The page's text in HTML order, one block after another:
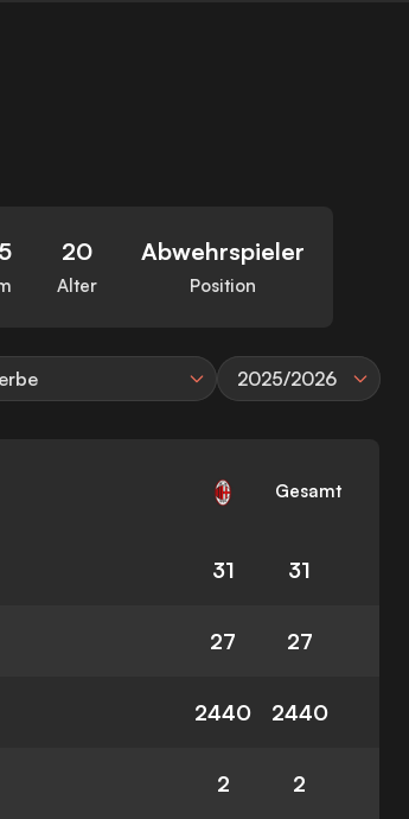
20
Alter
Abwehrspieler
Position
2025/2026
Gesamt
31 31
27 27
2440 2440
2 2